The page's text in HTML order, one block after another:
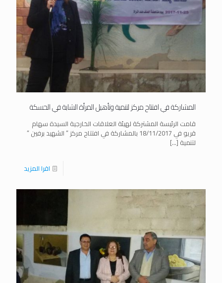
المشاركة في افتتاح مركز لتنمية وتأهيل المرأة الشابة في الحسكة
قامت الرئيسة المشتركة لهيئة العلاقات الخارجية السيدة سهام
قريو في 18/11/2017 بالمشاركة في افتتاح مركز ” الشهيد برفين ”
لتنمية […]
اقرا المزيد